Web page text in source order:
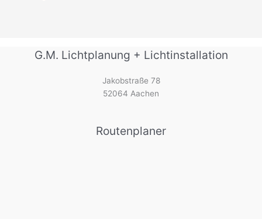
G.M. Lichtplanung + Lichtinstallation
Jakobstraße 78
52064 Aachen
Routenplaner